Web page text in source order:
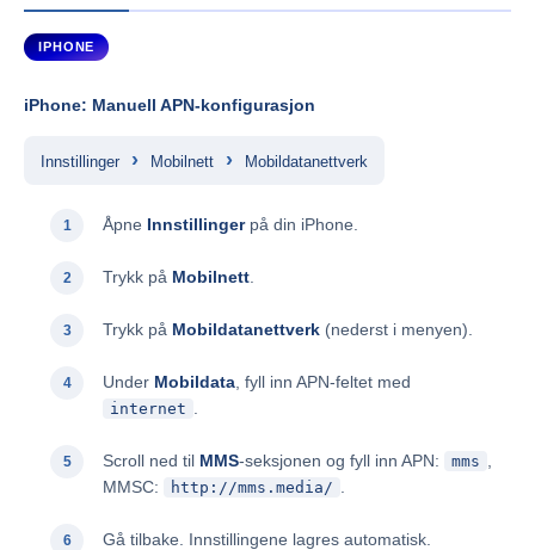
IPHONE
iPhone: Manuell APN-konfigurasjon
Innstillinger › Mobilnett › Mobildatanettverk
Åpne Innstillingerpå din iPhone.
Trykk på Mobilnett
Trykk på Mobildatanettverk (nederst i menyen).
Under Mobildata , fyll inn APN-feltet med
internet
Scroll ned til MMS-seksjonen og fyll inn APN: mms
MMSC:
http://mms.media/
Gå tilbake. Innstillingene lagres automatisk.